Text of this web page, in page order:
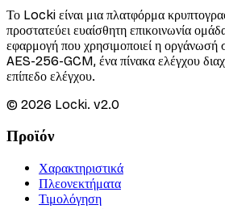
Το Locki είναι μια πλατφόρμα
προστατεύει ευαίσθητη επικοινωνία
εφαρμογή που χρησιμοποιεί η οργάνωσή
AES-256-GCM, ένα πίνακα ελέγχου
επίπεδο ελέγχου.
© 2026 Locki. v2.0
Προϊόν
Χαρακτηριστικά
Πλεονεκτήματα
Τιμολόγηση